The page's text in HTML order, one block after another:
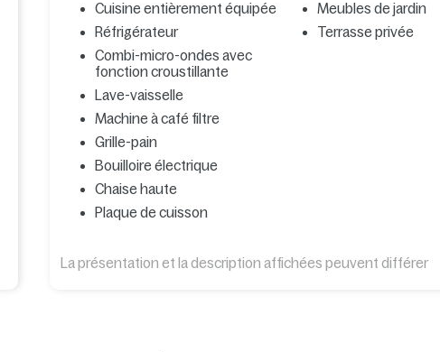
Cuisine entièrement équipée
Réfrigérateur
Combi-micro-ondes avec
fonction croustillante
Lave-vaisselle
Machine à café filtre
Grille-pain
Bouilloire électrique
Chaise haute
Plaque de cuisson
Meubles de jardin
Terrasse privée
La présentation et la description affichées peuvent différer